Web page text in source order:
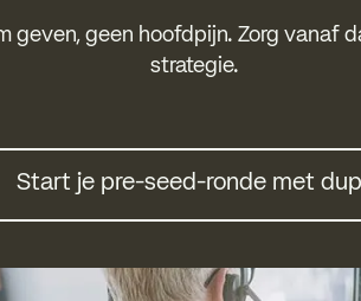
geven, geen hoofdpijn. Zorg vanaf
strategie.
Start je pre-seed-ronde met